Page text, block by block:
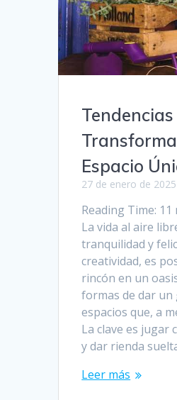
Espacio
27 de enero de 2025
Reading Time: 11
La vida al aire
tranquilidad y
creatividad, es
rincón en un
formas de dar un
espacios que, a
La clave es jugar
y dar rienda
Leer más